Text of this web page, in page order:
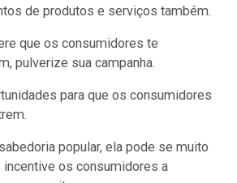
de produtos e serviços também.
que os consumidores te
pulverize sua campanha.
para que os consumidores
popular, ela pode se muito
incentive os consumidores a